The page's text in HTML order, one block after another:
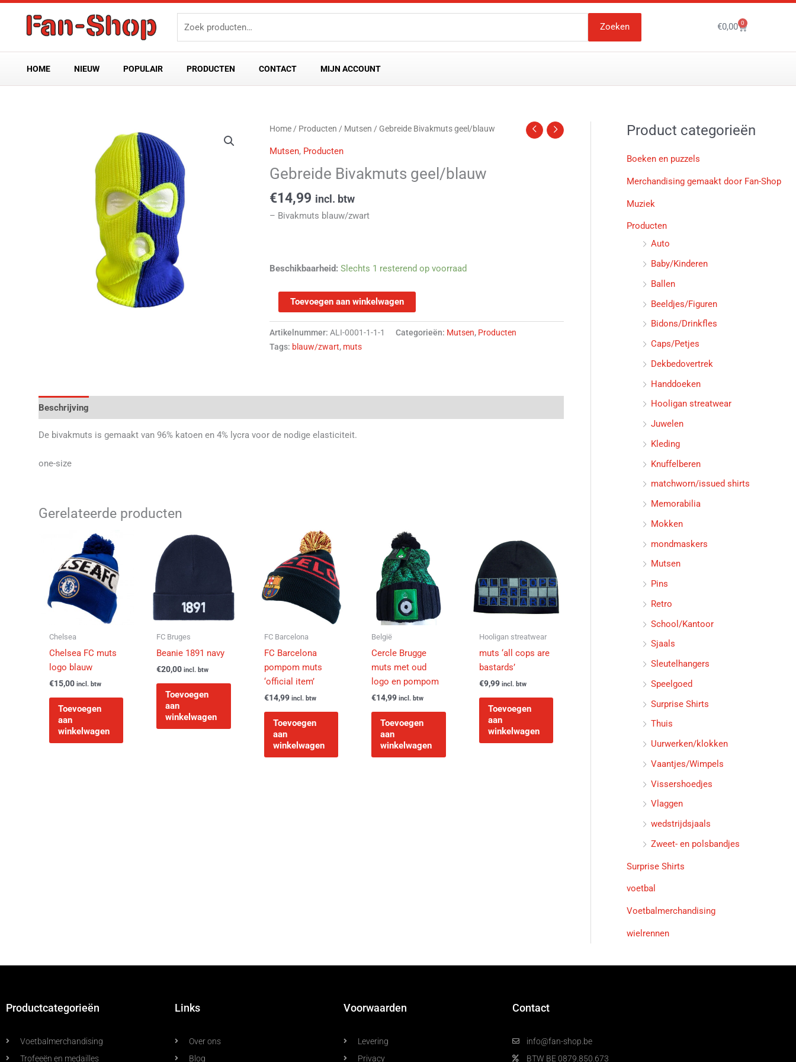
Ga
inhoud
naar:
Zoeken €0,00 0
Winkelwagen
HOME NIEUW POPULAIR PRODUCTEN CONTACT MIJN ACCOUNT
Home / Producten / Mutsen / Gebreide Bivakmuts geel/blauw
Mutsen, Producten
Gebreide Bivakmuts geel/blauw
€14,99 incl. btw
– Bivakmuts blauw/zwart
Beschikbaarheid: Slechts 1 resterend op voorraad
Gebreide
geel/blauw
aantal
Toevoegen aan winkelwagen
Artikelnummer:ALI-0001-1-1-1 Categorieën: Mutsen, Producten
Tags: blauw/zwart, muts
Beschrijving
De bivakmuts is gemaakt van 96% katoen en 4% lycra voor de nodige elasticiteit.
one-size
Gerelateerde producten
Chelsea
Chelsea FC muts
logo blauw
€15,00 incl. btw
Toevoegen
aan
winkelwagen
FC Bruges
Beanie 1891 navy
€20,00 incl. btw
Toevoegen
aan
winkelwagen
FC Barcelona
FC Barcelona
pompom muts
‘official item’
€14,99 incl. btw
Toevoegen
aan
winkelwagen
België
Cercle Brugge
muts met oud
logo en pompom
€14,99 incl. btw
Toevoegen
aan
winkelwagen
Hooligan streatwear
muts ‘all cops are
bastards’
€9,99 incl. btw
Toevoegen
aan
winkelwagen
Product categorieën
Boeken en puzzels
Merchandising gemaakt door Fan-Shop
Muziek
Producten
Auto
Baby/Kinderen
Ballen
Beeldjes/Figuren
Bidons/Drinkfles
Caps/Petjes
Dekbedovertrek
Handdoeken
Hooligan streatwear
Juwelen
Kleding
Knuffelberen
matchworn/issued shirts
Memorabilia
Mokken
mondmaskers
Mutsen
Pins
Retro
School/Kantoor
Sjaals
Sleutelhangers
Speelgoed
Surprise Shirts
Thuis
Uurwerken/klokken
Vaantjes/Wimpels
Vissershoedjes
Vlaggen
wedstrijdsjaals
Zweet- en polsbandjes
Surprise Shirts
voetbal
Voetbalmerchandising
wielrennen
Productcategorieën
Voetbalmerchandising
Trofeeën en medailles
Links
Over ons
Blog
Voorwaarden
Levering
Privacy
Contact
info@fan-shop.be
BTW BE 0879.850.673